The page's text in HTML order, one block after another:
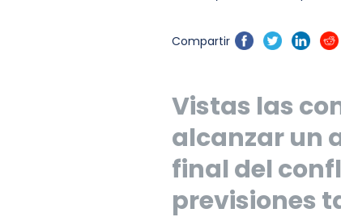
Compartir
Vistas las
alcanzar un
final del
previsiones